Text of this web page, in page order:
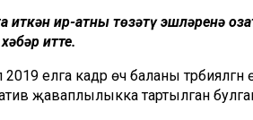
ир-атны төзәтү эшләренә
итте.
елга кадәр өч баланы тәрбияләгән
җаваплылыкка тартылган